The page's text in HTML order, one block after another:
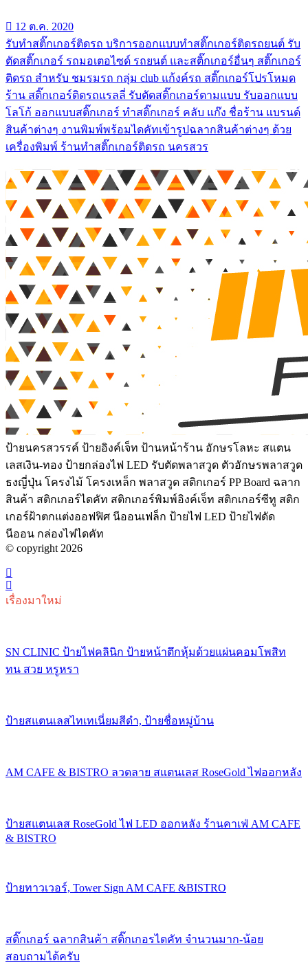
12 ต.ค. 2020
รับทำสติ๊กเกอร์ติดรถ บริการออกแบบทำสติ๊กเกอร์ติดรถยนต์ รับ
ตัดสติ๊กเกอร์ รถมอเตอไซด์ รถยนต์ และสติ๊กเกอร์อื่นๆ สติ๊กเกอร์
ติดรถ สำหรับ ชมรมรถ กลุ่ม club แก้งค์รถ สติ๊กเกอร์โปรโหมด
ร้าน สติ๊กเกอร์ติดรถแรลลี่ รับตัดสติ๊กเกอร์ตามแบบ รับออกแบบ
โลโก้ ออกแบบสติ๊กเกอร์ ทำสติ๊กเกอร์ คลับ แก๊ง ชื่อร้าน แบรนด์
สินค้าต่างๆ งานพิมพ์พร้อมไดคัทเข้ารูปฉลากสินค้าต่างๆ ด้วย
เครื่องพิมพ์ ร้านทําสติ๊กเกอร์ติดรถ นครสวร
ป้ายนครสวรรค์ ป้ายอิงค์เจ็ท ป้านหน้าร้าน อักษรโลหะ สแตน
เลสเงิน-ทอง ป้ายกล่องไฟ LED รับตัดพลาสวูด ตัวอักษรพลาสวูด
ธงญี่ปุ่น โครงไม้ โครงเหล็ก พลาสวูด สติกเกอร์ PP Board ฉลาก
สินค้า สติกเกอร์ไดคัท สติกเกอร์พิมพ์อิงค์เจ็ท สติกเกอร์ซีทู สติก
เกอร์ฝ้าตกแต่งออฟฟิศ นีออนเฟล็ก ป้ายไฟ LED ป้ายไฟดัด
นีออน กล่องไฟไดคัท
© copyright 2026
เรื่องมาใหม่
SN CLINIC ป้ายไฟคลินิก ป้ายหน้าตึกหุ้มด้วยแผ่นคอมโพสิท
ทน สวย หรูหรา
ป้ายสแตนเลสไทเทเนี่ยมสีดำ, ป้ายชื่อหมู่บ้าน
AM CAFE & BISTRO ลวดลาย สแตนเลส RoseGold ไฟออกหลัง
ป้ายสแตนเลส RoseGold ไฟ LED ออกหลัง ร้านคาเฟ่ AM CAFE
& BISTRO
ป้ายทาวเวอร์, Tower Sign AM CAFE &BISTRO
สติ๊กเกอร์ ฉลากสินค้า สติ๊กเกอรไดคัท จำนวนมาก-น้อย
สอบถามได้ครับ